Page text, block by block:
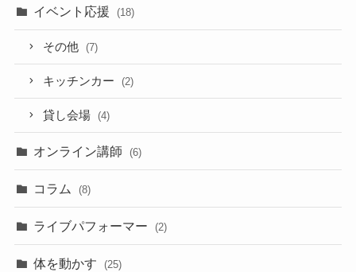
イベント応援 (18)
その他 (7)
キッチンカー (2)
貸し会場 (4)
オンライン講師 (6)
コラム (8)
ライブパフォーマー (2)
体を動かす (25)